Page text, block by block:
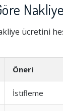
ücretini
Öneri
İstifleme